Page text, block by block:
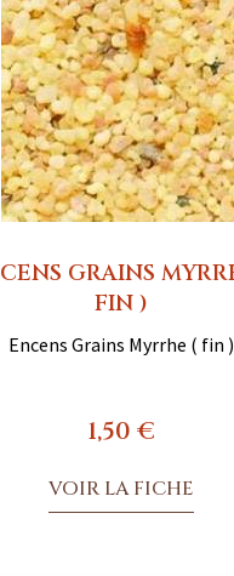
GRAINS
FIN )
Encens Grains Myrrhe ( fin )
1,50 €
VOIR LA FICHE